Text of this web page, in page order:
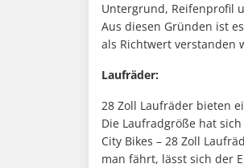
Untergrund, Reifenprofil
Aus diesen Gründen ist
als Richtwert verstanden
Laufräder:
28 Zoll Laufräder bieten
Die Laufradgröße hat
City Bikes – 28 Zoll
man fährt, lässt sich der